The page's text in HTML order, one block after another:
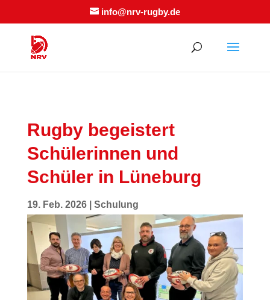
info@nrv-rugby.de
Rugby begeistert
Schülerinnen und
Schüler in Lüneburg
19. Feb. 2026| Schulung